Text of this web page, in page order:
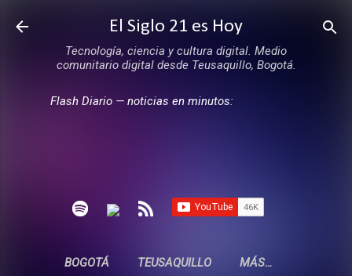
Ir al contenido principal
El Siglo 21 es Hoy
Tecnología, ciencia y cultura digital. Medio
comunitario digital desde Teusaquillo, Bogotá.
Flash Diario — noticias en minutos:
BOGOTÁ TEUSAQUILLO MÁS…